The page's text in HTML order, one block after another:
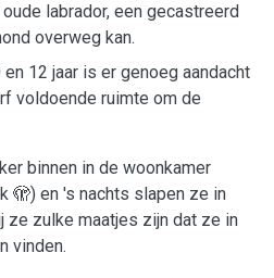
labrador, een gecastreerd
overweg kan.
12 jaar is er genoeg aandacht
voldoende ruimte om de
binnen in de woonkamer
🫣) en 's nachts slapen ze in
ze zulke maatjes zijn dat ze in
vinden.